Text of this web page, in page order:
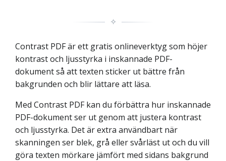
✧
Contrast PDF är ett gratis onlineverktyg som höjer
kontrast och ljusstyrka i inskannade PDF-
dokument så att texten sticker ut bättre från
bakgrunden och blir lättare att läsa.
Med Contrast PDF kan du förbättra hur inskannade
PDF-dokument ser ut genom att justera kontrast
och ljusstyrka. Det är extra användbart när
skanningen ser blek, grå eller svårläst ut och du vill
göra texten mörkare jämfört med sidans bakgrund